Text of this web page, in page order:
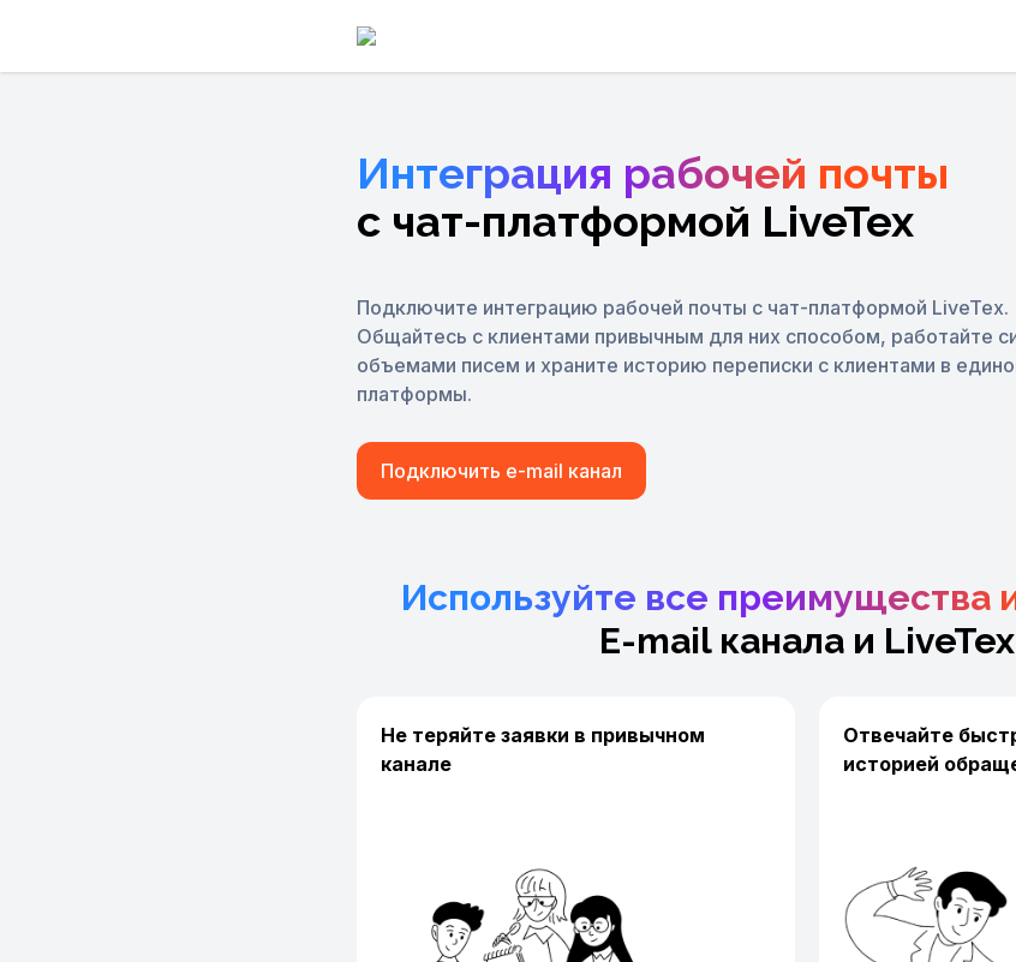
Интеграция рабочей почты
с чат-платформой LiveTex
Подключите интеграцию рабочей почты с чат-платформой LiveTex.
Общайтесь с клиентами привычным для них способом, работайте
объемами писем и храните историю переписки с клиентами в
платформы.
Подключить e-mail канал
Используйте все преимущества
E-mail канала и LiveTex
Не теряйте заявки в привычном
канале
Отвечайте
историей